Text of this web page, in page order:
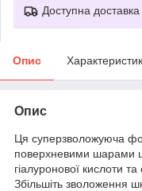
Доступна доставка
Опис
Опис
Ця суперзволожуюча
поверхневими шарами
гіалуронової кислоти
Збільшіть зволоження